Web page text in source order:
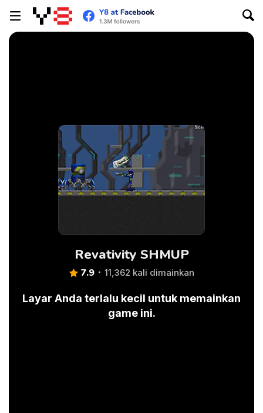
Revativity SHMUP
7.9 11,362 kali dimainkan
Layar Anda terlalu kecil untuk memainkan
game ini.